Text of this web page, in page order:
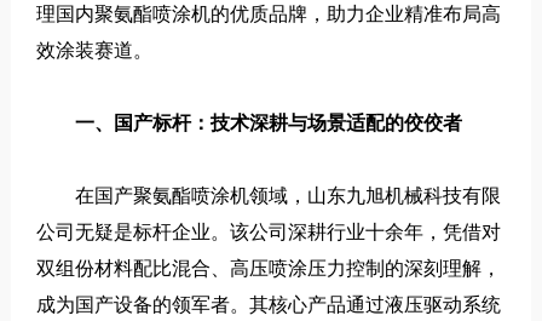
理国内聚氨酯喷涂机的优质品牌，助力企业精准布局高
效涂装赛道。
一、国产标杆：技术深耕与场景适配的佼佼者
在国产聚氨酯喷涂机领域，山东九旭机械科技有限
公司无疑是标杆企业。该公司深耕行业十余年，凭借对
双组份材料配比混合、高压喷涂压力控制的深刻理解，
成为国产设备的领军者。其核心产品通过液压驱动系统